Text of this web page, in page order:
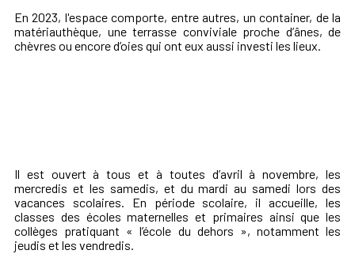
En 2023, l'espace comporte, entre autres, un container, de la
matériauthèque, une terrasse conviviale proche d’ânes, de
chèvres ou encore d’oies qui ont eux aussi investi les lieux.
Il est ouvert à tous et à toutes d’avril à novembre, les
mercredis et les samedis, et du mardi au samedi lors des
vacances scolaires. En période scolaire, il accueille, les
classes des écoles maternelles et primaires ainsi que les
collèges pratiquant « l’école du dehors », notamment les
jeudis et les vendredis.